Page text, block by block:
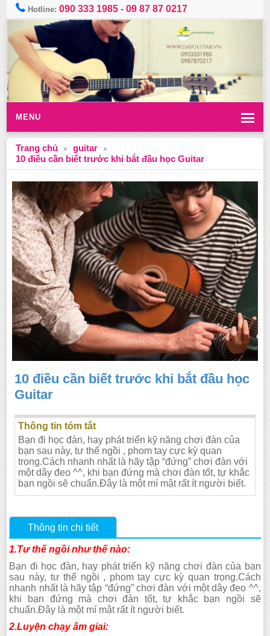
Hotline:090 333 1985 -09 87 87 0217
MENU
Trang chủ
guitar
10 điều cần biết trước khi bắt đầu học Guitar
10 điều cần biết trước khi bắt đầu học
Guitar
Thông tin tóm tắt
Bạn đi học đàn, hay phát triển kỹ năng chơi đàn của
bạn sau này, tư thế ngồi , phom tay cực kỳ quan
trọng.Cách nhanh nhất là hãy tập “đứng” chơi đàn với
một dây đeo ^^, khi bạn đứng mà chơi đàn tốt, tự khắc
bạn ngồi sẽ chuẩn.Đây là một mí mật rất ít người biết.
Thông tin chi tiết
1.Tư thế ngồi như thế nào:
Bạn đi học đàn, hay phát triển kỹ năng chơi đàn của bạn
sau này, tư thế ngồi , phom tay cực kỳ quan trọng.Cách
nhanh nhất là hãy tập “đứng” chơi đàn với một dây đeo ^^,
khi bạn đứng mà chơi đàn tốt, tự khắc bạn ngồi sẽ
chuẩn.Đây là một mí mật rất ít người biết.
2.Luyện chạy âm giai: